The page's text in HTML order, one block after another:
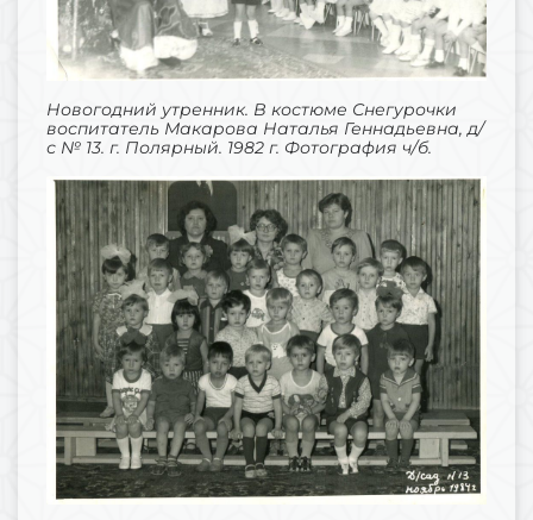
Новогодний утренник. В костюме Снегурочки
воспитатель Макарова Наталья Геннадьевна, д/
с № 13. г. Полярный. 1982 г. Фотография ч/б.